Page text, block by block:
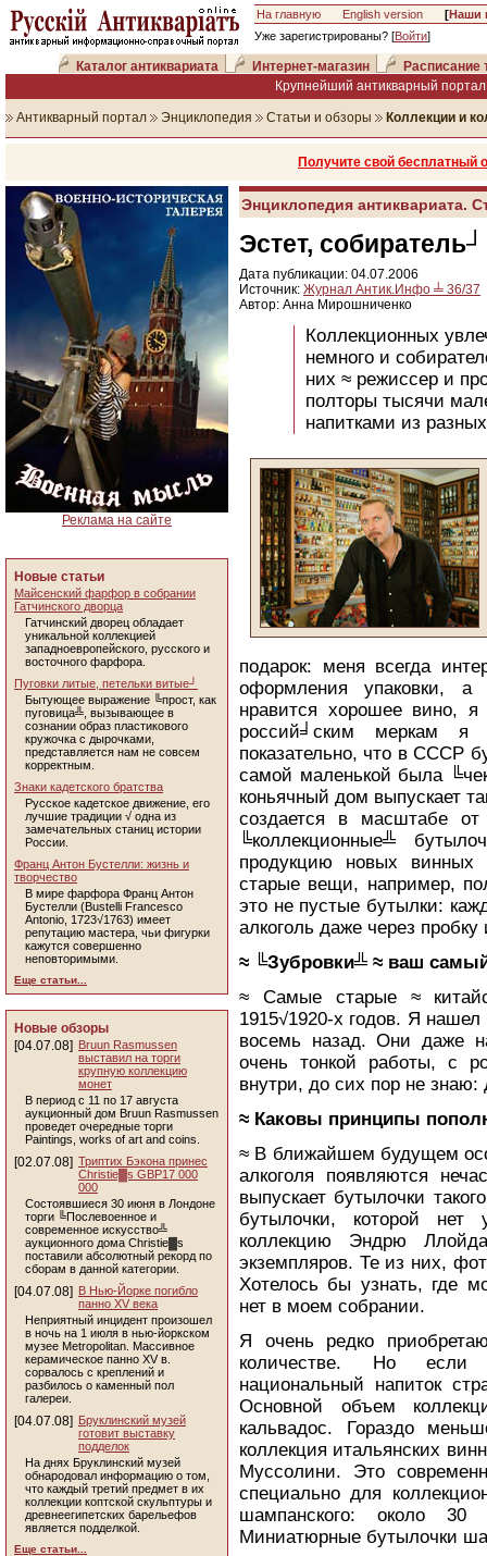
На главную English version [Наши
Уже зарегистрированы? [Войти]
Каталог антиквариата Интернет-магазин
Расписание
Крупнейший антикварный
Антикварный портал Энциклопедия Статьи и обзоры Коллекции и
Получите свой
Реклама на сайте
Новые статьи
Майсенский фарфор в собрании
Гатчинского дворца
Гатчинский дворец обладает
уникальной коллекцией
западноевропейского, русского и
восточного фарфора.
Пуговки литые, петельки витые┘
Бытующее выражение ╚прост, как
пуговица╩, вызывающее в
сознании образ пластикового
кружочка с дырочками,
представляется нам не совсем
корректным.
Знаки кадетского братства
Русское кадетское движение, его
лучшие традиции √ одна из
замечательных станиц истории
России.
Франц Антон Бустелли: жизнь и
творчество
В мире фарфора Франц Антон
Бустелли (Bustelli Francesco
Antonio, 1723√1763) имеет
репутацию мастера, чьи фигурки
кажутся совершенно
неповторимыми.
Еще статьи...
Новые обзоры
[04.07.08] Bruun Rasmussen
выставил на торги
крупную коллекцию
монет
В период с 11 по 17 августа
аукционный дом Bruun Rasmussen
проведет очередные торги
Paintings, works of art and coins.
[02.07.08] Триптих Бэкона принес
Christie▓s GBP17 000
000
Состоявшиеся 30 июня в Лондоне
торги ╚Послевоенное и
современное искусство╩
аукционного дома Christie▓s
поставили абсолютный рекорд по
сборам в данной категории.
[04.07.08] В Нью-Йорке погибло
панно XV века
Неприятный инцидент произошел
в ночь на 1 июля в нью-йоркском
музее Metropolitan. Массивное
керамическое панно XV в.
сорвалось с креплений и
разбилось о каменный пол
галереи.
[04.07.08] Бруклинский музей
готовит выставку
подделок
На днях Бруклинский музей
обнародовал информацию о том,
что каждый третий предмет в их
коллекции коптской скульптуры и
древнеегипетских барельефов
является подделкой.
Еще статьи...
Энциклопедия антиквариата.
Эстет,
Дата публикации: 04.07.2006
Источник: Журнал Антик.Инфо ╧ 36/37
Автор: Анна Мирошниченко
Коллекционных
немного и
них ≈ режиссер и
полторы тысячи
напитками из
подарок: меня всегда
оформления упаковки,
нравится хорошее вино,
россий╛ским меркам
показательно, что в СССР
самой маленькой была
коньячный дом выпускает
создается в масштабе от
╚коллекционные╩
продукцию новых
старые вещи, например,
это не пустые бутылки:
алкоголь даже через пробку
≈ ╚Зубровки╩ ≈ ваш
≈ Самые старые ≈
1915√1920-х годов. Я
восемь назад. Они даже
очень тонкой работы, с
внутри, до сих пор не знаю:
≈ Каковы принципы
≈ В ближайшем будущем
алкоголя появляются
выпускает бутылочки
бутылочки, которой
коллекцию Эндрю
экземпляров. Те из них,
Хотелось бы узнать, где
нет в моем собрании.
Я очень редко
количестве. Но если
национальный напиток
Основной объем
кальвадос. Гораздо
коллекция итальянских
Муссолини. Это
специально для
шампанского: около 30
Миниатюрные бутылочки